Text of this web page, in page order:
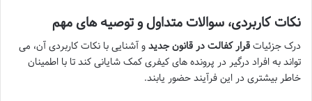
نکات کاربردی، سوالات متداول و توصیه های مهم
درک جزئیاتقرار کفالت در قانون جدیدو آشنایی با نکات کاربردی آن، می
تواند به افراد درگیر در پرونده های کیفری کمک شایانی کند تا با اطمینان
خاطر بیشتری در این فرآیند حضور یابند.